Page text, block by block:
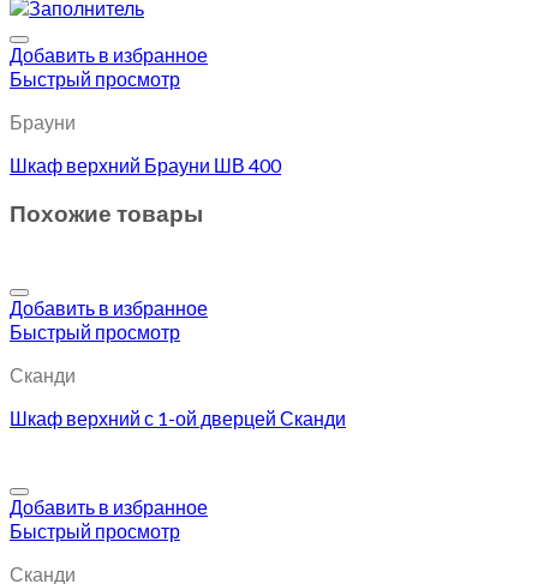
Добавить в избранное
Быстрый просмотр
Брауни
Шкаф верхний Брауни ШВ 400
Похожие товары
Добавить в избранное
Быстрый просмотр
Сканди
Шкаф верхний с 1-ой дверцей Сканди
Добавить в избранное
Быстрый просмотр
Сканди